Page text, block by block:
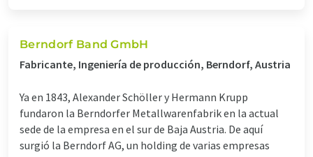
Berndorf Band GmbH
Fabricante, Ingeniería de producción, Berndorf, Austria
Ya en 1843, Alexander Schöller y Hermann Krupp
fundaron la Berndorfer Metallwarenfabrik en la actual
sede de la empresa en el sur de Baja Austria. De aquí
surgió la Berndorf AG, un holding de varias empresas